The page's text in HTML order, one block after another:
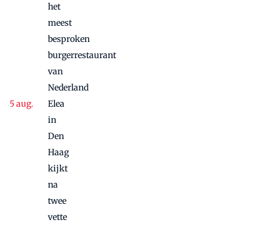
het
meest
besproken
burgerrestaurant
van
Nederland
Elea
in
Den
Haag
kijkt
na
twee
vette